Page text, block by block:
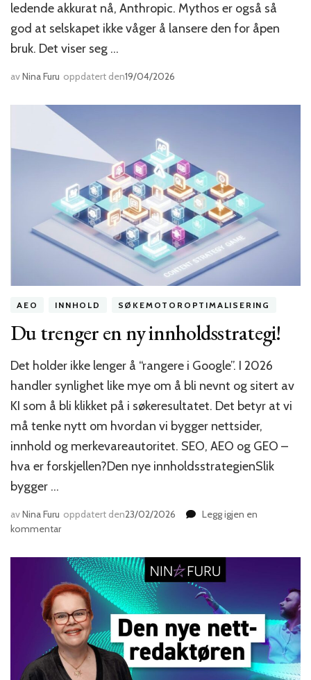
ledende akkurat nå, Anthropic. Mythos er også så
god at selskapet ikke våger å lansere den for åpen
bruk. Det viser seg …
avNina Furu oppdatert den19/04/2026
AEO INNHOLD SØKEMOTOROPTIMALISERING
Du trenger en ny innholdsstrategi!
Det holder ikke lenger å “rangere i Google”. I 2026
handler synlighet like mye om å bli nevnt og sitert av
KI som å bli klikket på i søkeresultatet. Det betyr at vi
må tenke nytt om hvordan vi bygger nettsider,
innhold og merkevareautoritet. SEO, AEO og GEO –
hva er forskjellen?Den nye innholdsstrategienSlik
bygger …
avNina Furu oppdatert den23/02/2026
Legg igjen en
kommentartil
trenger
ny
innholdsstrategi!